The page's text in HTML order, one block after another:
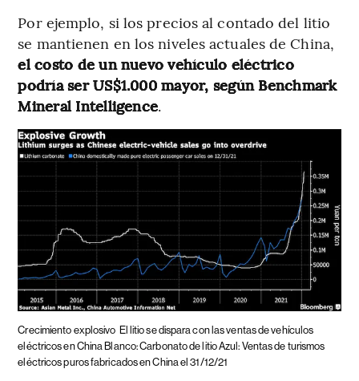
Por ejemplo, si los precios al contado del litio
se mantienen en los niveles actuales de China,
el costo de un nuevo vehículo eléctrico
podría ser US$1.000 mayor, según Benchmark
Mineral Intelligence.
Crecimiento explosivo El litio se dispara con las ventas de vehículos
eléctricos en China Blanco: Carbonato de litio Azul: Ventas de turismos
eléctricos puros fabricados en China el 31/12/21